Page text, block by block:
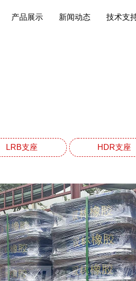
产品展示 新闻动态 技术支
LRB支座 HDR支座